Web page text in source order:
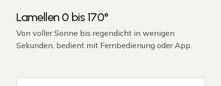
Lamellen 0 bis 170°
Von voller Sonne bis regendicht in wenigen
Sekunden, bedient mit Fernbedienung oder App.